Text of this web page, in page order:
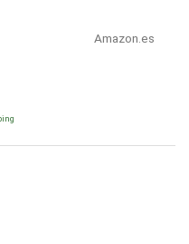
Amazon.es